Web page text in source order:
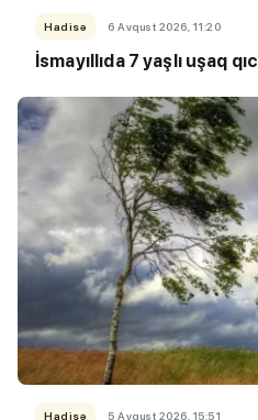
Hadisə 6 Avqust 2026, 11:20
İsmayıllıda 7 yaşlı uşaq
Hadisə 5 Avqust 2026, 15:51